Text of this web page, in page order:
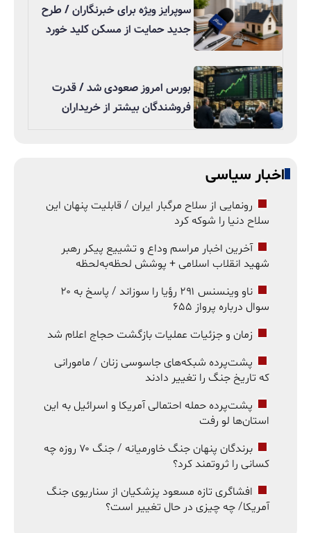
سوپرایز ویژه برای خبرنگاران / طرح
جدید حمایت از مسکن کلید خورد
بورس امروز صعودی شد / قدرت
فروشندگان بیشتر از خریداران
اخبار سیاسی
رونمایی از سلاح مرگبار ایران / قابلیت پنهان این
سلاح دنیا را شوکه کرد
آخرین اخبار مراسم وداع و تشییع پیکر رهبر
شهید انقلاب اسلامی + پوشش لحظه‌به‌لحظه
ناو وینسنس ۲۹۱ رؤیا را سوزاند / پاسخ به ۲۰
سوال درباره پرواز ۶۵۵
زمان و جزئیات عملیات بازگشت حجاج اعلام شد
پشت‌پرده شبکه‌های جاسوسی زنان / مامورانی
که تاریخ جنگ را تغییر دادند
پشت‌پرده حمله احتمالی آمریکا و اسرائیل به این
استان‌ها لو رفت
برندگان پنهان جنگ خاورمیانه / جنگ ۷۰ روزه چه
کسانی را ثروتمند کرد؟
افشاگری تازه مسعود پزشکیان از سناریوی جنگ
آمریکا/ چه چیزی در حال تغییر است؟